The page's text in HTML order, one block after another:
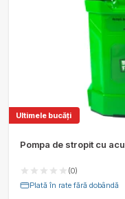
Ultimele bucăți
Pompa de stropit cu
(0)
Plată în rate fără dobândă